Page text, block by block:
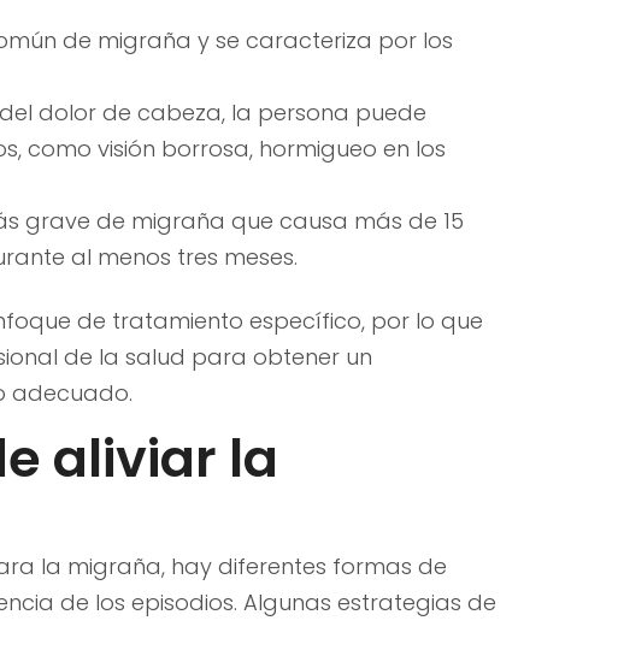
de migraña y se caracteriza por los
dolor de cabeza, la persona puede
como visión borrosa, hormigueo en los
grave de migraña que causa más de 15
al menos tres meses.
de tratamiento específico, por lo que
de la salud para obtener un
adecuado.
aliviar la
la migraña, hay diferentes formas de
de los episodios. Algunas estrategias de